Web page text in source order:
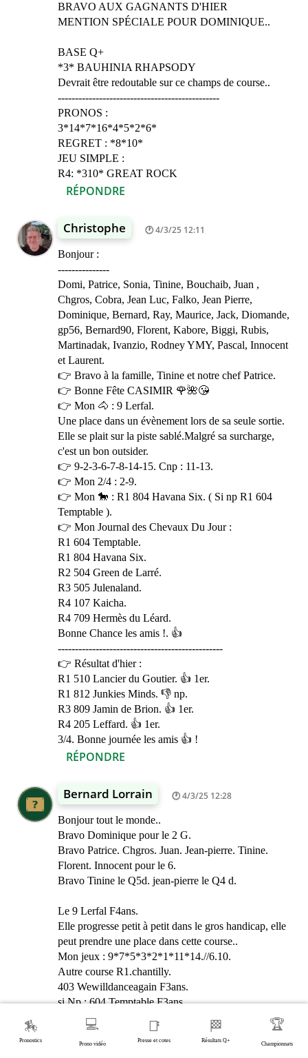
BRAVO AUX GAGNANTS D'HIER
MENTION SPÉCIALE POUR DOMINIQUE..
BASE Q+
*3* BAUHINIA RHAPSODY
Devrait être redoutable sur ce champs de course..
-----------------------------------------------
PRONOS :
3*14*7*16*4*5*2*6*
REGRET : *8*10*
JEU SIMPLE :
R4: *310* GREAT ROCK
RÉPONDRE
Christophe 4/3/25 12:11
Bonjour :
---------------
Domi, Patrice, Sonia, Tinine, Bouchaib, Juan ,
Chgros, Cobra, Jean Luc, Falko, Jean Pierre,
Dominique, Bernard, Ray, Maurice, Jack, Diomande,
gp56, Bernard90, Florent, Kabore, Biggi, Rubis,
Martinadak, Ivanzio, Rodney YMY, Pascal, Innocent
et Laurent.
👉 Bravo à la famille, Tinine et notre chef Patrice.
👉 Bonne Fête CASIMIR 🌹🌺😘
👉 Mon 🐴 : 9 Lerfal.
Une place dans un évènement lors de sa seule sortie.
Elle se plait sur la piste sablé.Malgré sa surcharge,
c'est un bon outsider.
👉 9-2-3-6-7-8-14-15. Cnp : 11-13.
👉 Mon 2/4 : 2-9.
👉 Mon 🐎 : R1 804 Havana Six. ( Si np R1 604
Temptable ).
👉 Mon Journal des Chevaux Du Jour :
R1 604 Temptable.
R1 804 Havana Six.
R2 504 Green de Larré.
R3 505 Julenaland.
R4 107 Kaicha.
R4 709 Hermès du Léard.
Bonne Chance les amis !. 👍
------------------------------------------------
👉 Résultat d'hier :
R1 510 Lancier du Goutier. 👍 1er.
R1 812 Junkies Minds. 👎 np.
R3 809 Jamin de Brion. 👍 1er.
R4 205 Leffard. 👍 1er.
3/4. Bonne journée les amis 👍 !
RÉPONDRE
Bernard Lorrain 4/3/25 12:28
Bonjour tout le monde..
Bravo Dominique pour le 2 G.
Bravo Patrice. Chgros. Juan. Jean-pierre. Tinine.
Florent. Innocent pour le 6.
Bravo Tinine le Q5d. jean-pierre le Q4 d.
Le 9 Lerfal F4ans.
Elle progresse petit à petit dans le gros handicap, elle
peut prendre une place dans cette course..
Mon jeux : 9*7*5*3*2*1*11*14.//6.10.
Autre course R1.chantilly.
403 Wewilldanceagain F3ans.
si Np : 604 Temptable F3ans.
702 Shamaki M3ans.
Bonne journée à tous..
RÉPONDRE
🏇
Pronostics
💻
Prono vidéo
📑
Presse et cotes
🏁
Résultats Q+
🏆
Championnats